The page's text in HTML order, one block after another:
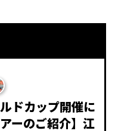
ドカップ開催に
ーのご紹介】江